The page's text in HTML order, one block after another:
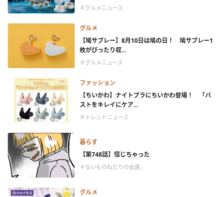
＃グルメニュース
グルメ
【鳩サブレー】8月10日は鳩の日！ 鳩サブレー1
枚がぴったり収...
＃グルメニュース
ファッション
【ちいかわ】ナイトブラにちいかわ登場！ 「バ
ストをキレイにケア...
＃トレンドニュース
暮らす
【第748話】信じちゃった
＃ないものねだりの女達。
グルメ